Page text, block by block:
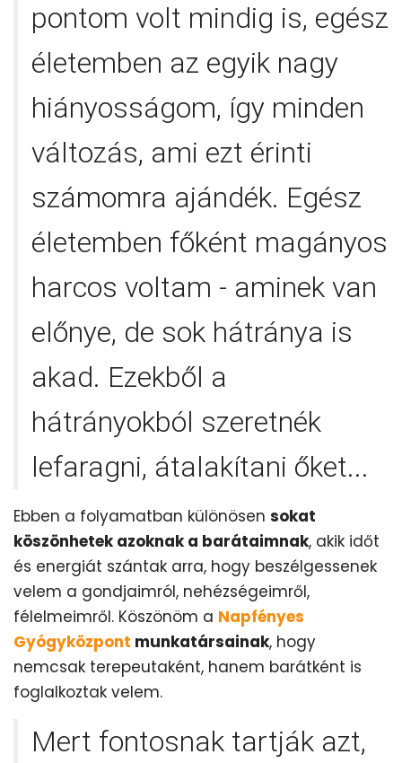
pontom volt mindig is, egész
életemben az egyik nagy
hiányosságom, így minden
változás, ami ezt érinti
számomra ajándék. Egész
életemben főként magányos
harcos voltam - aminek van
előnye, de sok hátránya is
akad. Ezekből a
hátrányokból szeretnék
lefaragni, átalakítani őket...
Ebben a folyamatban különösen sokat
köszönhetek azoknak a barátaimnak, akik időt
és energiát szántak arra, hogy beszélgessenek
velem a gondjaimról, nehézségeimről,
félelmeimről. Köszönöm a Napfényes
Gyógyközpont munkatársainak, hogy
nemcsak terepeutaként, hanem barátként is
foglalkoztak velem.
Mert fontosnak tartják azt,